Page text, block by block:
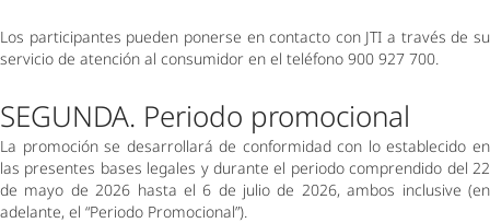
Los participantes pueden ponerse en contacto con JTI a través de su
servicio de atención al consumidor en el teléfono 900 927 700.
SEGUNDA. Periodo promocional
La promoción se desarrollará de conformidad con lo establecido en
las presentes bases legales y durante el periodo comprendido del 22
de mayo de 2026 hasta el 6 de julio de 2026, ambos inclusive (en
adelante, el “Periodo Promocional”).